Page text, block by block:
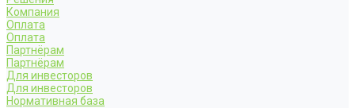
Компания
Оплата
Оплата
Партнёрам
Партнёрам
Для инвесторов
Для инвесторов
Нормативная база